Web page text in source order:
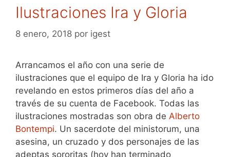
Ilustraciones Ira y Gloria
8 enero, 2018 por igest
Arrancamos el año con una serie de
ilustraciones que el equipo de Ira y Gloria ha ido
revelando en estos primeros días del año a
través de su cuenta de Facebook. Todas las
ilustraciones mostradas son obra de Alberto
Bontempi. Un sacerdote del ministorum, una
asesina, un cruzado y dos personajes de las
adeptas sororitas (hoy han terminado